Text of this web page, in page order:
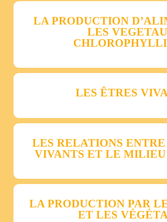
LA PRODUCTION
LES
LES ÊTRES
LES RELATIONS
VIVANTS ET LE MILIEU
LA PRODUCTION PAR
ET LES